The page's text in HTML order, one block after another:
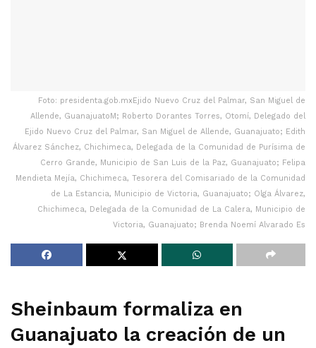
Foto: presidenta.gob.mxEjido Nuevo Cruz del Palmar, San Miguel de
Allende, GuanajuatoM; Roberto Dorantes Torres, Otomí, Delegado del
Ejido Nuevo Cruz del Palmar, San Miguel de Allende, Guanajuato; Edith
Álvarez Sánchez, Chichimeca, Delegada de la Comunidad de Purísima de
Cerro Grande, Municipio de San Luis de la Paz, Guanajuato; Felipa
Mendieta Mejía, Chichimeca, Tesorera del Comisariado de la Comunidad
de La Estancia, Municipio de Victoria, Guanajuato; Olga Álvarez,
Chichimeca, Delegada de la Comunidad de La Calera, Municipio de
Victoria, Guanajuato; Brenda Noemí Alvarado Es
Sheinbaum formaliza en
Guanajuato la creación de un